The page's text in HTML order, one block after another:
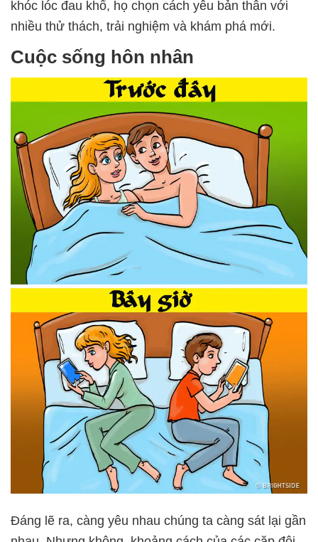
khóc lóc đau khổ, họ chọn cách yêu bản thân với
nhiều thử thách, trải nghiệm và khám phá mới.
Cuộc sống hôn nhân
Đáng lẽ ra, càng yêu nhau chúng ta càng sát lại gần